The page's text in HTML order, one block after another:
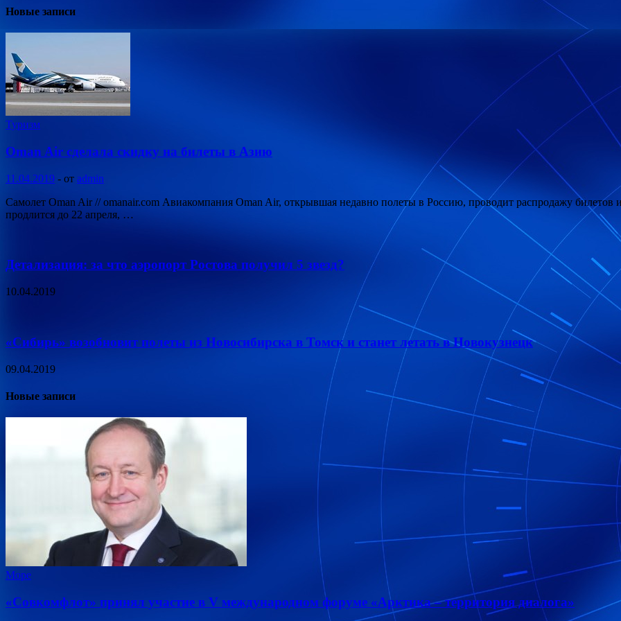
Новые записи
Туризм
Oman Air сделала скидку на билеты в Азию
11.04.2019 - от admin
Самолет Oman Air // omanair.com Авиакомпания Oman Air, открывшая недавно полеты в Россию, проводит распродажу
продлится до 22 апреля, …
Детализация: за что аэропорт Ростова получил 5 звезд?
10.04.2019
«Сибирь» возобновит полеты из Новосибирска в Томск и станет летать в Новокузнецк
09.04.2019
Новые записи
Море
«Совкомфлот» принял участие в V международном форуме «Арктика – территория диалога»